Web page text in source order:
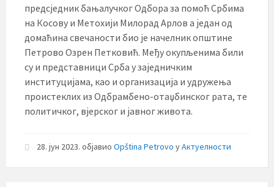
предсједник бањалучког Одбора за помоћ Србима
на Косову и Метохији Милорад Арлов а један од
домаћина свечаности био је начелник општине
Петрово Озрен Петковић. Међу окупљенима били
су и представници Срба у заједничким
институцијама, као и организација и удружења
проистеклих из Одбрамбено-отаџбинског рата, те
политичког, вјерског и јавног живота.
28. јун 2023. објавио Opština Petrovo уАктуелности